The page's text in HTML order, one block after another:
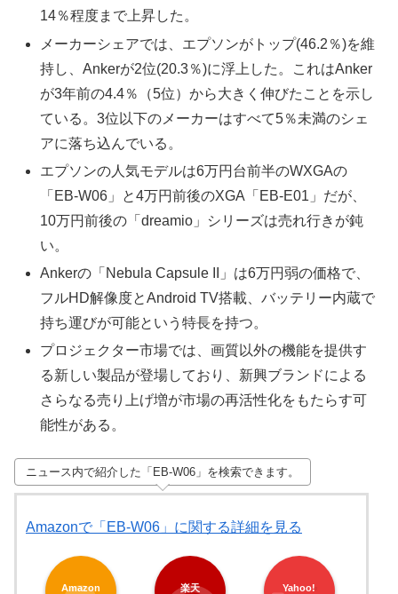
14％程度まで上昇した。
メーカーシェアでは、エプソンがトップ(46.2％)を維
持し、Ankerが2位(20.3％)に浮上した。これはAnker
が3年前の4.4％（5位）から大きく伸びたことを示し
ている。3位以下のメーカーはすべて5％未満のシェ
アに落ち込んでいる。
エプソンの人気モデルは6万円台前半のWXGAの
「EB-W06」と4万円前後のXGA「EB-E01」だが、
10万円前後の「dreamio」シリーズは売れ行きが鈍
い。
Ankerの「Nebula Capsule II」は6万円弱の価格で、
フルHD解像度とAndroid TV搭載、バッテリー内蔵で
持ち運びが可能という特長を持つ。
プロジェクター市場では、画質以外の機能を提供す
る新しい製品が登場しており、新興ブランドによる
さらなる売り上げ増が市場の再活性化をもたらす可
能性がある。
ニュース内で紹介した「EB-W06」を検索できます。
Amazonで「EB-W06」に関する詳細を見る
Amazon 楽天 Yahoo!